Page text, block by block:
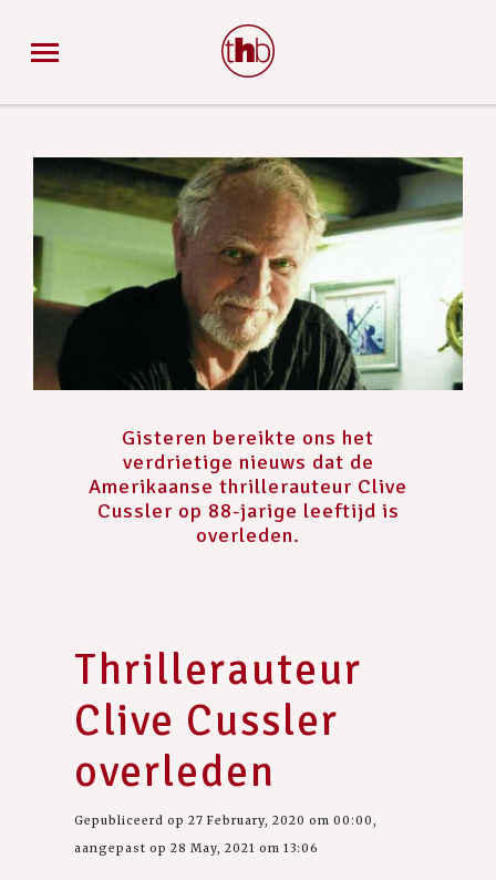
Gisteren bereikte ons het
verdrietige nieuws dat de
Amerikaanse thrillerauteur Clive
Cussler op 88-jarige leeftijd is
overleden.
Thrillerauteur
Clive Cussler
overleden
Gepubliceerd op 27 February, 2020 om 00:00,
aangepast op 28 May, 2021 om 13:06